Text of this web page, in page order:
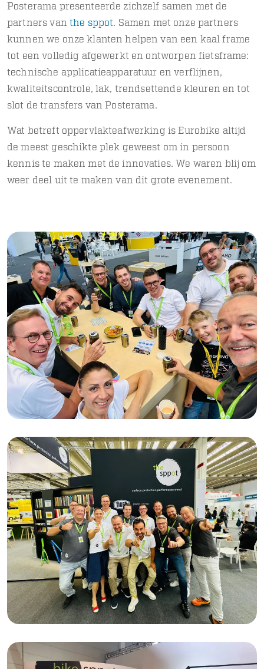
Posterama presenteerde zichzelf samen met de
partners van the sppot. Samen met onze partners
kunnen we onze klanten helpen van een kaal frame
tot een volledig afgewerkt en ontworpen fietsframe:
technische applicatieapparatuur en verflijnen,
kwaliteitscontrole, lak, trendsettende kleuren en tot
slot de transfers van Posterama.
Wat betreft oppervlakteafwerking is Eurobike altijd
de meest geschikte plek geweest om in persoon
kennis te maken met de innovaties. We waren blij om
weer deel uit te maken van dit grote evenement.